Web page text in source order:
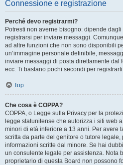
Connessione e registrazione
Perché devo registrarmi?
Potresti non averne bisogno: dipende
registrarsi per inviare messaggi.
ad altre funzioni che non sono disponibili
un’immagine personale definibile,
inviare messaggi di posta direttamente dal
ecc. Ti bastano pochi secondi per
Top
Che cosa è COPPA?
COPPA, o Legge sulla Privacy per la
legge statunitense che autorizza i siti web
minori di età inferiore a 13 anni. Per avere
scritta da parte del genitore o tutore
informazioni scritte dal minore. Se hai
un consulente legale per assistenza. Nota
proprietario di questa Board non possono